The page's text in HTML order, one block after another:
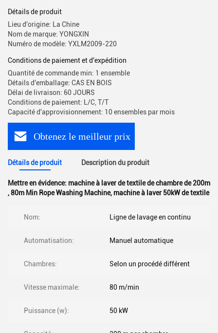
Détails de produit
Lieu d'origine: La Chine
Nom de marque: YONGXIN
Numéro de modèle: YXLM2009-220
Conditions de paiement et d'expédition
Quantité de commande min: 1 ensemble
Détails d'emballage: CAS EN BOIS
Délai de livraison: 60 JOURS
Conditions de paiement: L/C, T/T
Capacité d'approvisionnement: 10 ensembles par mois
Obtenez le meilleur prix
Détails de produit Description du produit
Mettre en évidence: machine à laver de textile de chambre de 200m
,80m Min Rope Washing Machine, machine à laver 50kW de textile
Nom: Ligne de lavage en continu
Automatisation: Manuel automatique
Chambres: Selon un procédé différent
Vitesse maximale: 80 m/min
Puissance (w): 50 kW